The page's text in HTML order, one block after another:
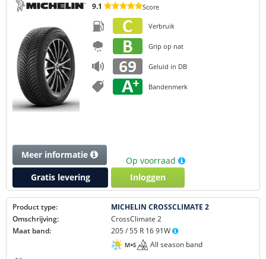
9.1 Score
Verbruik
Grip op nat
Geluid in DB
Bandenmerk
Op voorraad
Inloggen
Meer informatie
Gratis levering
Product type:
MICHELIN CROSSCLIMATE 2
Omschrijving:
CrossClimate 2
Maat band:
205 / 55 R 16 91W
All season band